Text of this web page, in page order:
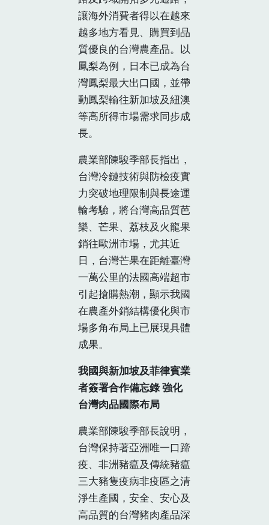
讓海外消費者得以在越來
越多地方看見、購買到品
質優良的台灣農產品。以
鳳梨為例，日本已成為台
灣鳳梨最大出口國，並帶
動鳳梨輸往新加坡及紐澳
等高所得市場需求同步成
長。
農業部陳駿季部長指出，
台灣冷鏈技術與防檢疫實
力突破地理限制與長途運
輸考驗，將台灣高品質芭
樂、芒果、荔枝及火龍果
銷往歐洲市場，尤其近
日，台灣芒果在距離臺灣
一萬公里的法國高端超市
引起搶購熱潮，顯示我國
在農產外銷結構優化與市
場多角布局上已展現具體
成果。
我國與新加坡及菲律賓業
者簽署合作備忘錄 強化
台灣肉品國際布局
農業部陳駿季部長說明，
台灣保持著亞洲唯一口蹄
疫、非洲豬瘟及傳統豬瘟
三大豬隻疫病非疫區之清
淨生產國，安全、安心及
高品質的台灣豬肉產品深